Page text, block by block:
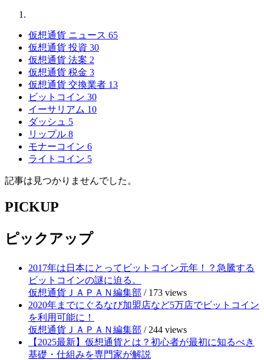
仮想通貨 ニュース 65
仮想通貨 投資 30
仮想通貨 法案 2
仮想通貨 税金 3
仮想通貨 交換業者 13
ビットコイン 30
イーサリアム 10
ダッシュ 5
リップル 8
モナーコイン 6
ライトコイン 5
記事は見つかりませんでした。
PICKUP
ピックアップ
2017年は日本にとってビットコイン元年！？急騰する
ビットコインの謎に迫る。
仮想通貨ＪＡＰＡＮ編集部 / 173 views
2020年までにぐるなび加盟店など5万店でビットコイン
を利用可能に！
仮想通貨ＪＡＰＡＮ編集部 / 244 views
【2025最新】仮想通貨とは？初心者が最初に知るべき
基礎・仕組みを専門家が解説